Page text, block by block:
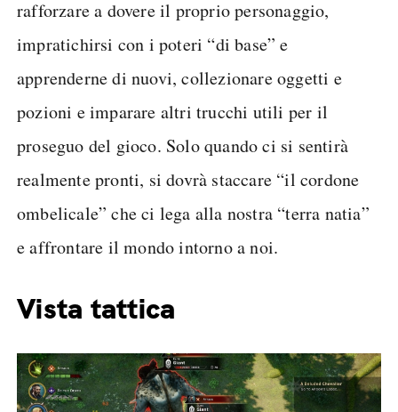
rafforzare a dovere il proprio personaggio,
impratichirsi con i poteri “di base” e
apprenderne di nuovi, collezionare oggetti e
pozioni e imparare altri trucchi utili per il
proseguo del gioco. Solo quando ci si sentirà
realmente pronti, si dovrà staccare “il cordone
ombelicale” che ci lega alla nostra “terra natia”
e affrontare il mondo intorno a noi.
Vista tattica